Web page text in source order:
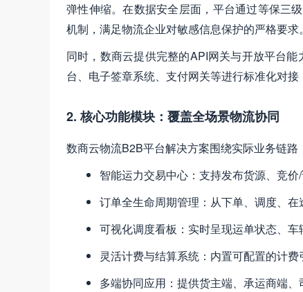
弹性伸缩。在数据安全层面，平台通过等保三
机制，满足物流企业对敏感信息保护的严格要求。
同时，数商云提供完整的API网关与开放平台
台、电子签章系统、支付网关等进行标准化对接
2. 核心功能模块：覆盖全场景物流协同
数商云物流B2B平台解决方案围绕实际业务链
智能运力交易中心：支持发布货源、竞
订单全生命周期管理：从下单、调度、
可视化调度看板：实时呈现运单状态、
灵活计费与结算系统：内置可配置的计
多端协同应用：提供货主端、承运商端